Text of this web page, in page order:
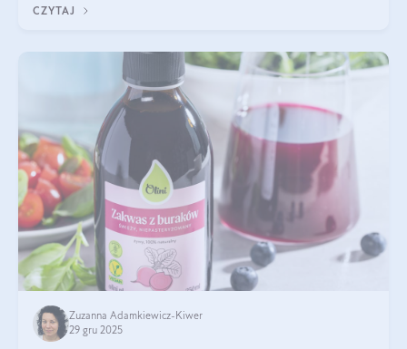
wyjaśnimy.
CZYTAJ
Zuzanna Adamkiewicz-Kiwer
29 gru 2025